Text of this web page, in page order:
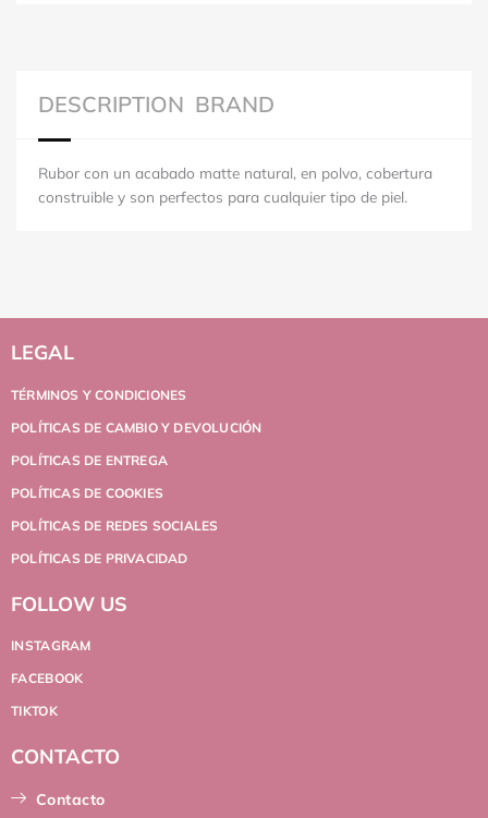
DESCRIPTION BRAND
Rubor con un acabado matte natural, en polvo, cobertura
construible y son perfectos para cualquier tipo de piel.
LEGAL
TÉRMINOS Y CONDICIONES
POLÍTICAS DE CAMBIO Y DEVOLUCIÓN
POLÍTICAS DE ENTREGA
POLÍTICAS DE COOKIES
POLÍTICAS DE REDES SOCIALES
POLÍTICAS DE PRIVACIDAD
FOLLOW US
INSTAGRAM
FACEBOOK
TIKTOK
CONTACTO
Contacto